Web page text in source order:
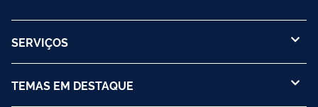
SERVIÇOS
TEMAS EM DESTAQUE